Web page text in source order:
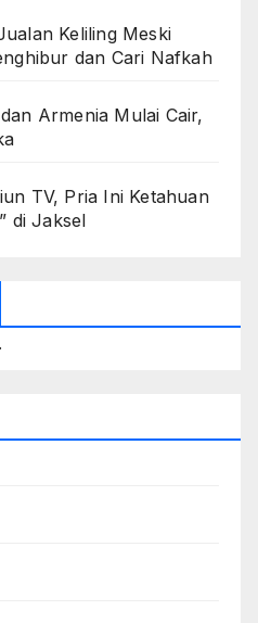
Keliling Meski
dan Cari Nafkah
Armenia Mulai Cair,
TV, Pria Ini Ketahuan
di Jaksel